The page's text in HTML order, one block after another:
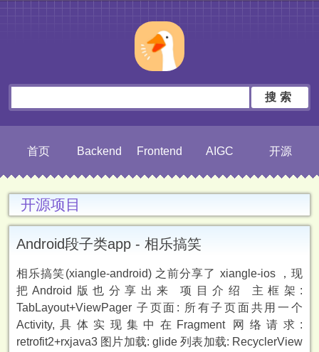
搜索
首页 Backend Frontend AIGC 开源
开源项目
Android段子类app - 相乐搞笑
相乐搞笑(xiangle-android) 之前分享了 xiangle-ios ，现
把Android版也分享出来 项目介绍 主框架:
TabLayout+ViewPager 子页面: 所有子页面共用一个
Activity,具体实现集中在Fragment 网络请求:
retrofit2+rxjava3 图片加载: glide 列表加载: RecyclerView